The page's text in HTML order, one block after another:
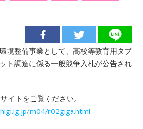
境整備事業として、高校等教育用タブ
ト調達に係る一般競争入札が公告され
イトをご覧ください。
m04/r02giga.html